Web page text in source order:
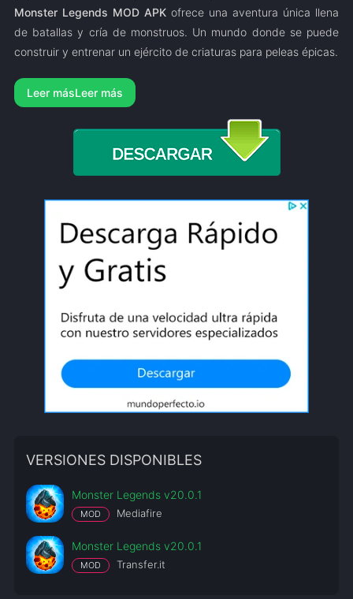
Monster Legends MOD APKofrece una aventura única llena
de batallas y cría de monstruos. Un mundo donde se puede
construir y entrenar un ejército de criaturas para peleas épicas.
Leer más
VERSIONES DISPONIBLES
Monster Legends v20.0.1
MOD Mediafire
Monster Legends v20.0.1
MOD Transfer.it